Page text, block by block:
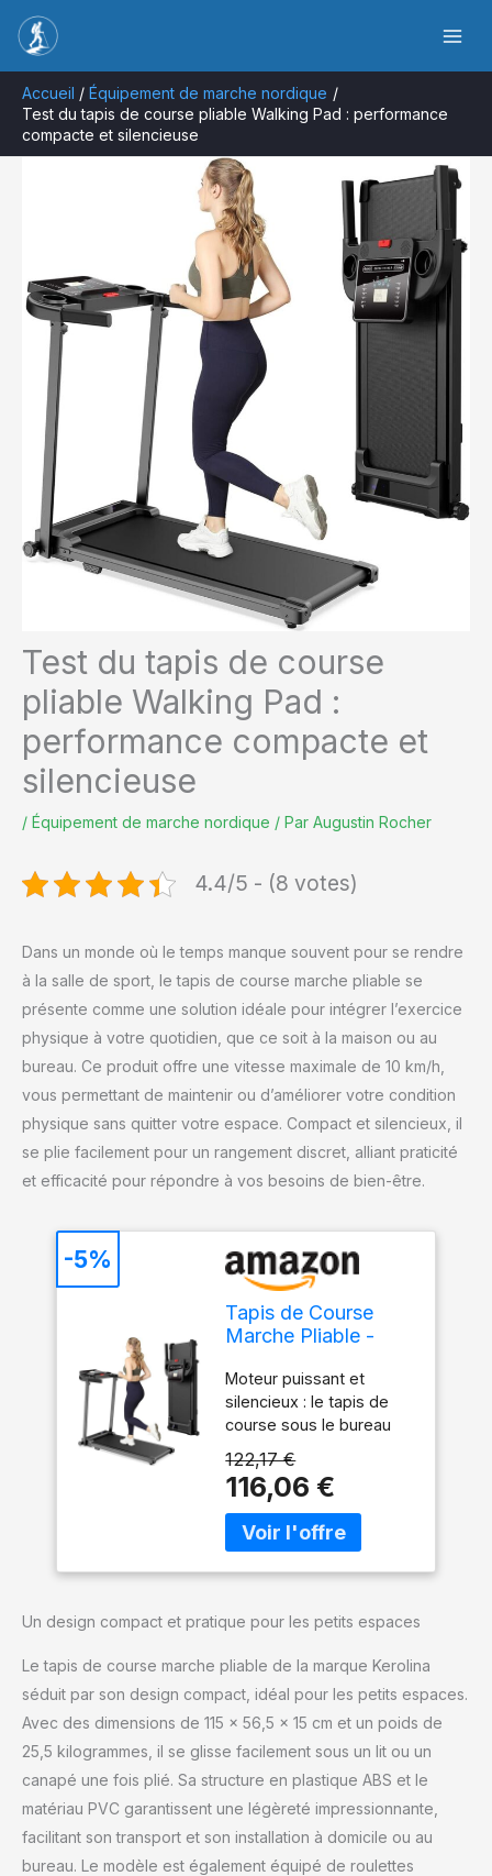
contenu
Accueil
Équipement de marche nordique
Test du tapis de course pliable Walking Pad : performance
compacte et silencieuse
Test du tapis de course
pliable Walking Pad :
performance compacte et
silencieuse
/ Équipement de marche nordique / Par Augustin Rocher
4.4/5 - (8 votes)
Dans un monde où le temps manque souvent pour se rendre
à la salle de sport, le tapis de course marche pliable se
présente comme une solution idéale pour intégrer l’exercice
physique à votre quotidien, que ce soit à la maison ou au
bureau. Ce produit offre une vitesse maximale de 10 km/h,
vous permettant de maintenir ou d’améliorer votre condition
physique sans quitter votre espace. Compact et silencieux, il
se plie facilement pour un rangement discret, alliant praticité
et efficacité pour répondre à vos besoins de bien-être.
Tapis de Course
Marche Pliable -
Pliable Motorise
Walking Pad
Electrique Silencieux
Tapis Roulant 10
km/h Treadmill
Compact pour la
Maison et Le Bureau
Moteur puissant et
silencieux : le tapis de
course sous le bureau
puissant et silencieux de
2.0 CV, qui a des
performances efficaces,
une plage de vitesse de
cadre en acier durable
réduit les vibrations et le
bruit, garantissant un
entraînement fluide et
stable.
122,17 €
116,06 €
-5%
Un design compact et pratique pour les petits espaces
Le tapis de course marche pliable de la marque Kerolina
séduit par son design compact, idéal pour les petits espaces.
Avec des dimensions de 115 x 56,5 x 15 cm et un poids de
25,5 kilogrammes, il se glisse facilement sous un lit ou un
canapé une fois plié. Sa structure en plastique ABS et le
matériau PVC garantissent une légèreté impressionnante,
facilitant son transport et son installation à domicile ou au
bureau. Le modèle est également équipé de roulettes
Rechercher